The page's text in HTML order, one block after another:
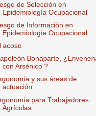
de Selección en
Epidemiología Ocupacional
de Información en
Epidemiología Ocupacional
acoso
Bonaparte,
con Arsénico ?
y sus áreas de
actuación
para Trabajadores
Agrícolas